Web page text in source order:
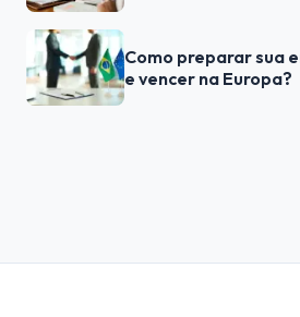
Como preparar sua
e vencer na Europa?